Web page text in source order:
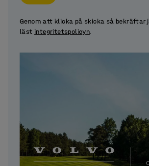
Genom att klicka på skicka så bekräftar
läst integritetspolicyn.